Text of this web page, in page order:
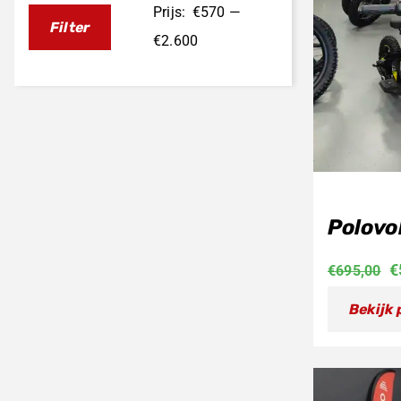
Filter
Prijs: €570 —
€2.600
€695,00 €
Bekijk